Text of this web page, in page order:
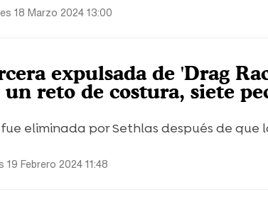
18 Marzo 2024 13:00
expulsada de 'Drag
un reto de costura, siete
eliminada por Sethlas después de que
19 Febrero 2024 11:48